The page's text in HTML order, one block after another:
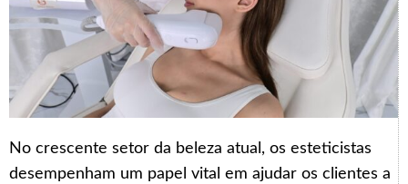
No crescente setor da beleza atual, os esteticistas
desempenham um papel vital em ajudar os clientes a